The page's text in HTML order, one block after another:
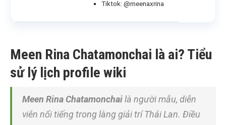
Tiktok: @meenaxrina
Meen Rina Chatamonchai là ai? Tiểu
sử lý lịch profile wiki
Meen Rina Chatamonchailà người mẫu, diễn
viên nổi tiếng trong làng giải trí Thái Lan. Điều